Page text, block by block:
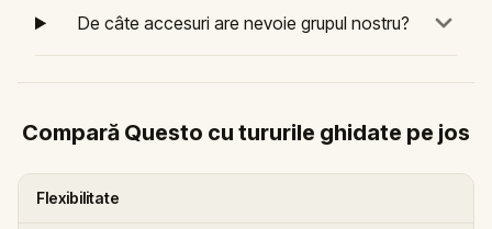
De câte accesuri are nevoie grupul nostru?
Compară Questo cu tururile ghidate pe jos
Flexibilitate